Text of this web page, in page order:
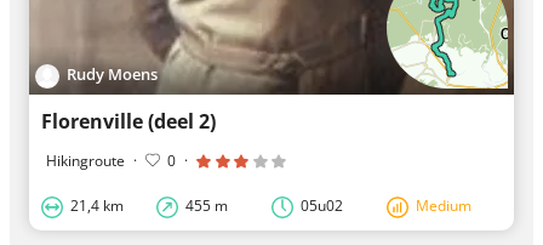
Rudy Moens
Florenville (deel 2)
Hikingroute · 0 ·
21,4 km 455 m 05u02 Medium